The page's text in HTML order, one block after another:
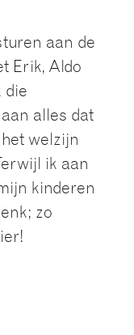
aan de
Erik, Aldo
die
alles dat
welzijn
ik aan
kinderen
zo